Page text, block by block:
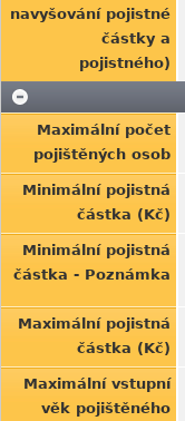
navyšování pojistné
částky a
pojistného)
Maximální počet
pojištěných osob
Minimální pojistná
částka (Kč)
Minimální pojistná
částka - Poznámka
Maximální pojistná
částka (Kč)
Maximální vstupní
věk pojištěného